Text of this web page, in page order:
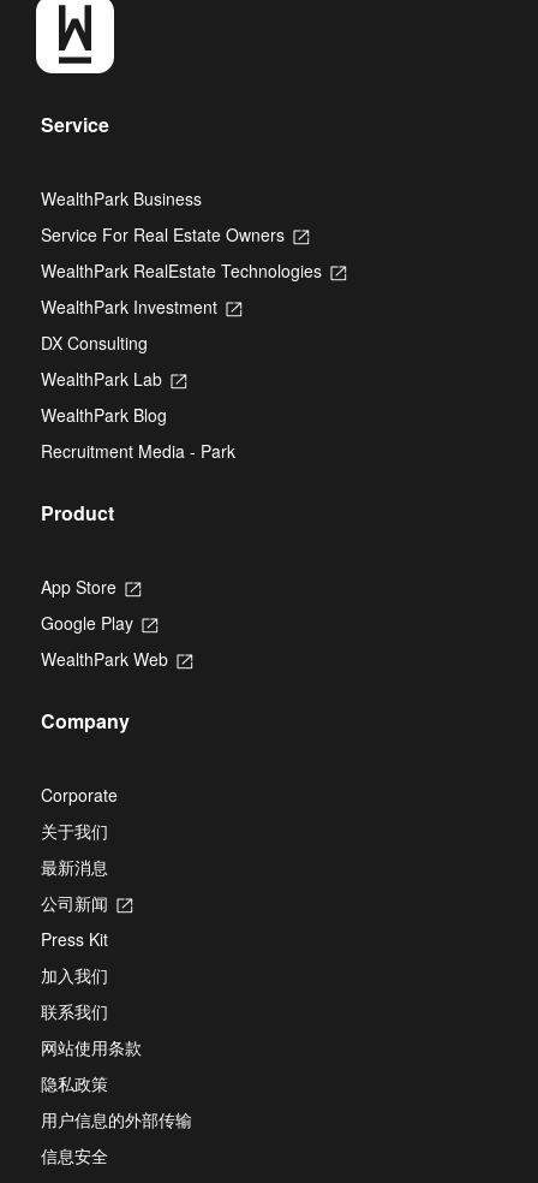
Service
WealthPark Business
Service For Real Estate Owners
Opens
a
WealthPark RealEstate Technologies
Opens
WealthPark Investment
Opens
DX Consulting
WealthPark Lab
Opens
new
tab
WealthPark Blog
Recruitment Media - Park
Product
App Store
Opens
a
new
tab
Google Play
Opens
a
WealthPark Web
Opens
Company
Corporate
关于我们
最新消息
公司新闻
Opens
Press Kit
加入我们
联系我们
网站使用条款
隐私政策
用户信息的外部传输
信息安全